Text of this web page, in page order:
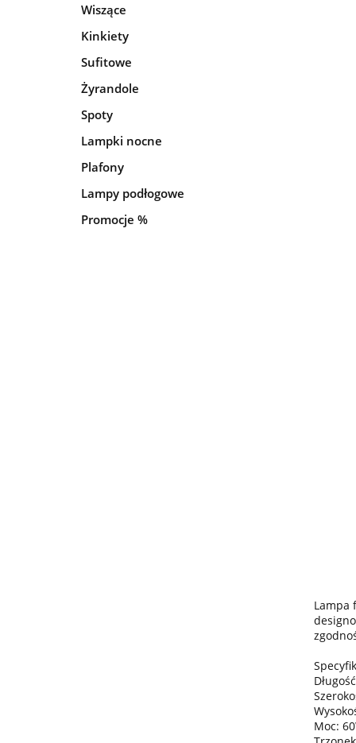
Wiszące
Kinkiety
Sufitowe
Żyrandole
Spoty
Lampki nocne
Plafony
Lampy podłogowe
Promocje %
Lampa
Moc: